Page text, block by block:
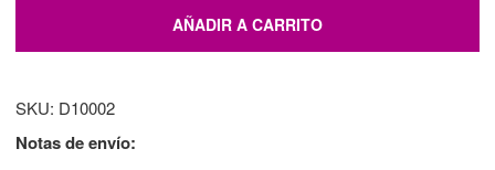
AÑADIR A CARRITO
SKU: D10002
Notas de envío: